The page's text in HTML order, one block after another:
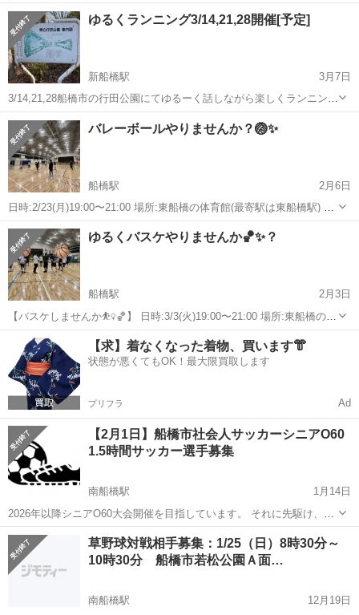
たい方を募集してます！ 【募集要項】 鈍った身体を動かしたい人、 1
人でランニングするのに飽きた人、 ただ何となく走り出したくなって
しまった人 etc....
千葉 船橋市 新船橋駅 スポーツ 募集要項
ゆるくランニング3/14,21,28開催[予定]
新船橋駅
3月7日
3/14,21,28船橋市の行田公園にてゆるーく話しながら楽しくランニング
したい方を募集してます！ 【募集要項】 鈍った身体を動かしたい人、
1人でランニングするのに飽きた人、 ただ何となく走り出したくなっ
てしまった人 e...
千葉 船橋市 新船橋駅 スポーツ 募集要項
バレーボールやりませんか？🏐✨
船橋駅
2月6日
日時:2/23(月)19:00〜21:00 場所:東船橋の体育館(最寄駅は東船橋駅) 経
験者、未経験者の方大歓迎です🏐 (わたしが大の未経験者です🤣) 今の
ところ男女どちらの参加者います♩ 20〜30代がメインかと思いま...
千葉 船橋市 船橋駅 スポーツ
ゆるくバスケやりませんか🏀✨？
船橋駅
2月3日
【バスケしませんか⛹️‍♀️🏀】 日時:3/3(火)19:00〜21:00 場所:東船橋の体
育館(最寄駅は東船橋駅) 初回参加無料です！ 未経験の方、ゆるくバス
ケやりたい方⛹️‍♀️✨ 昔ちょっとやっててまたやりたいなっ...
千葉 船橋駅 スポーツ バスケ
【求】着なくなった着物、買います👘
状態が悪くてもOK！最大限買取します
プリフラ Ad
【2月1日】船橋市社会人サッカーシニアO60
1.5時間サッカー選手募集
南船橋駅
1月14日
2026年以降シニアO60大会開催を目指しています。 それに先駆け、顔
合わせのオープン大会として1.5時間開催を予定しております。 【参
加】自由:当日に集合時間にお集まりください。 個人でもお友達
とでも可。 【提供】...
千葉 船橋市 南船橋駅 スポーツ
草野球対戦相手募集：1/25（日）8時30分～
10時30分 船橋市若松公園Ａ面…
南船橋駅
12月19日